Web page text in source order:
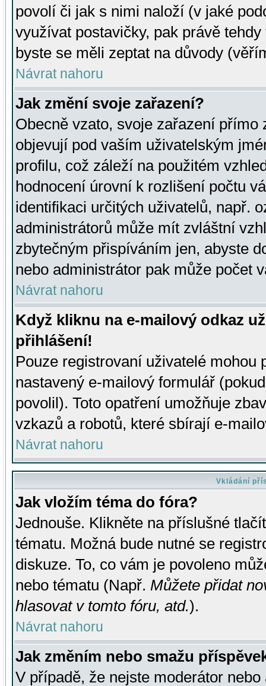
povolí či jak s nimi naloží (v jaké
využívat postavičky, pak právě
byste se měli zeptat na důvody
Návrat nahoru
Jak změní svoje zařazení?
Obecně vzato, svoje zařazení přímo
objevují pod vaším uživatelským
profilu, což záleží na použitém
hodnocení úrovní k rozlišení počtu
identifikaci určitých uživatelů, např.
administrátorů může mít zvláštní
zbytečným přispíváním jen, abyste
nebo administrátor pak může počet
Návrat nahoru
Když kliknu na e-mailový odkaz
přihlášení!
Pouze registrovaní uživatelé mohou
nastavený e-mailový formulář
povolil). Toto opatření umožňuje
vzkazů a robotů, které sbírají e-
Návrat nahoru
Vkládání
Jak vložím téma do fóra?
Jednouše. Klikněte na příslušné
tématu. Možná bude nutné se
diskuze. To, co vám je povoleno
nebo tématu (Např. Můžete přidat
hlasovat v tomto fóru, atd.).
Návrat nahoru
Jak změním nebo smažu
V případě, že nejste moderátor